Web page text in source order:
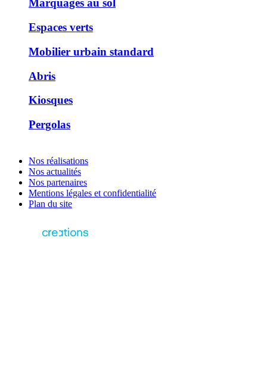
Marquages au sol
Espaces verts
Mobilier urbain standard
Abris
Kiosques
Pergolas
Nos réalisations
Nos actualités
Nos partenaires
Mentions légales et confidentialité
Plan du site